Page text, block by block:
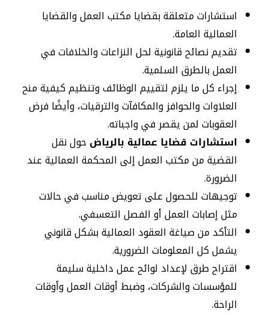
استشارات متعلقة بقضايا مكتب العمل والقضايا
العمالية العامة.
تقديم نصائح قانونية لحل النزاعات والخلافات في
العمل بالطرق السلمية.
إجراء كل ما يلزم لتقييم الوظائف وتنظيم كيفية منح
العلاوات والحوافز والمكافآت والترقيات، وأيضًا فرض
العقوبات لمن يقصر في واجباته.
استشارات قضايا عمالية بالرياض حول نقل
القضية من مكتب العمل إلى المحكمة العمالية عند
الضرورة.
توجيهات للحصول على تعويض مناسب في حالات
مثل إصابات العمل أو الفصل التعسفي.
التأكد من صياغة العقود العمالية بشكل قانوني
يشمل كل المعلومات الضرورية.
اقتراح طرق لإعداد لوائح عمل داخلية سليمة
للمؤسسات والشركات، وضبط أوقات العمل وأوقات
الراحة.